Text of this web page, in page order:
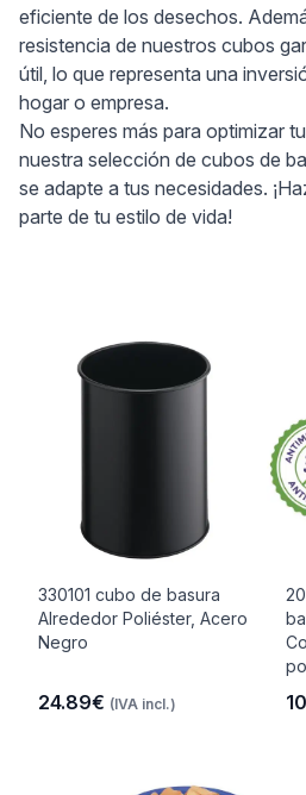
eficiente de los desechos.
resistencia de nuestros cubos
útil, lo que representa una
hogar o empresa.
No esperes más para optimizar
nuestra selección de cubos de
se adapte a tus necesidades.
parte de tu estilo de vida!
330101 cubo de basura
Alrededor Poliéster, Acero
Negro
24.89€ (IVA incl.)